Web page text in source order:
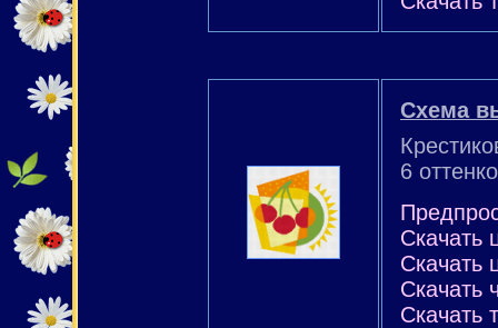
Схема
6
Скачать
Скачать
Скачать
Скачать